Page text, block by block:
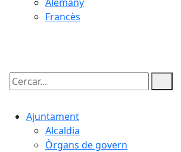
Francès
Cercar:
Ajuntament
Alcaldia
Òrgans de govern